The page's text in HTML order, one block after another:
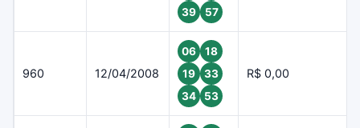
39
57
960 12/04/2008
06
18
19
33
34
53
R$ 0,00